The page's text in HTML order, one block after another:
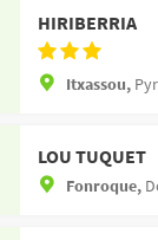
HIRIBERRIA
Itxassou,
LOU TUQUET
Fonroque,